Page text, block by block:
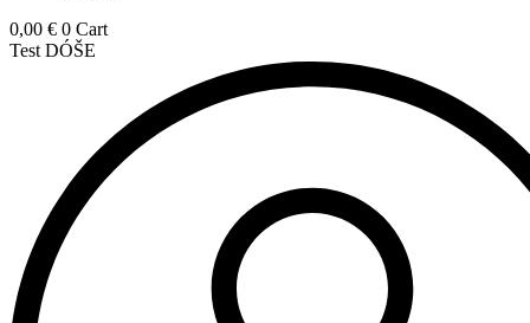
0,00 € 0 Cart
Test DÓŠE